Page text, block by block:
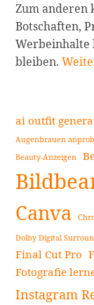
Zum anderen
Botschaften,
Werbeinhalte
bleiben.Wie
auf
jedem
Gerät
in
–
Top-
Tipps
ai outfit
Augenbrauen
Beauty-Anzeigen
Canva
Dolby Digital
Final Cut Pro
Fotografie
Instagram